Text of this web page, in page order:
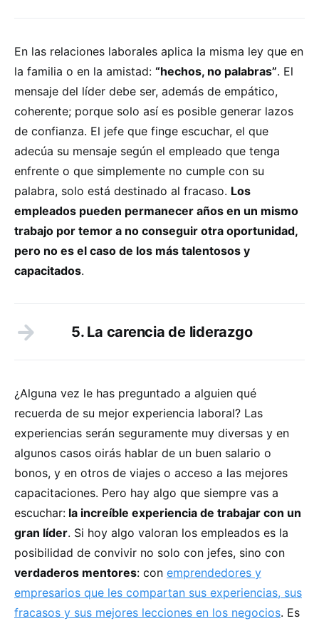
En las relaciones laborales aplica la misma ley que en
la familia o en la amistad: “hechos, no palabras”. El
mensaje del líder debe ser, además de empático,
coherente; porque solo así es posible generar lazos
de confianza. El jefe que finge escuchar, el que
adecúa su mensaje según el empleado que tenga
enfrente o que simplemente no cumple con su
palabra, solo está destinado al fracaso. Los
empleados pueden permanecer años en un mismo
trabajo por temor a no conseguir otra oportunidad,
pero no es el caso de los más talentosos y
capacitados.
5. La carencia de liderazgo
¿Alguna vez le has preguntado a alguien qué
recuerda de su mejor experiencia laboral? Las
experiencias serán seguramente muy diversas y en
algunos casos oirás hablar de un buen salario o
bonos, y en otros de viajes o acceso a las mejores
capacitaciones. Pero hay algo que siempre vas a
escuchar: la increíble experiencia de trabajar con un
gran líder. Si hoy algo valoran los empleados es la
posibilidad de convivir no solo con jefes, sino con
verdaderos mentores: con emprendedores y
empresarios que les compartan sus experiencias, sus
fracasos y sus mejores lecciones en los negocios. Es